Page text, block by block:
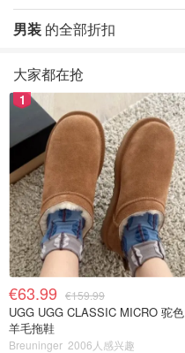
男装 的全部折扣
大家都在抢
1
€63.99 €159.99
UGG UGG CLASSIC MICRO 驼色
羊毛拖鞋
Breuninger 2006人感兴趣